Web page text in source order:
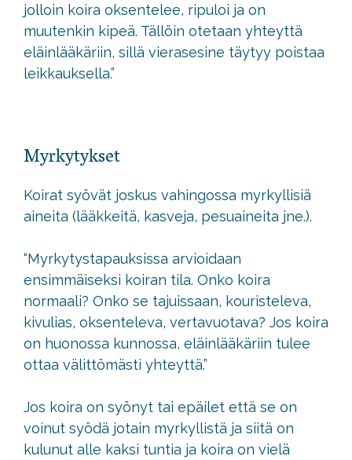
jolloin koira oksentelee, ripuloi ja on
muutenkin kipeä. Tällöin otetaan yhteyttä
eläinlääkäriin, sillä vierasesine täytyy poistaa
leikkauksella.”
Myrkytykset
Koirat syövät joskus vahingossa myrkyllisiä
aineita (lääkkeitä, kasveja, pesuaineita jne.).
“Myrkytystapauksissa arvioidaan
ensimmäiseksi koiran tila. Onko koira
normaali? Onko se tajuissaan, kouristeleva,
kivulias, oksenteleva, vertavuotava? Jos koira
on huonossa kunnossa, eläinlääkäriin tulee
ottaa välittömästi yhteyttä.”
Jos koira on syönyt tai epäilet että se on
voinut syödä jotain myrkyllistä ja siitä on
kulunut alle kaksi tuntia ja koira on vielä